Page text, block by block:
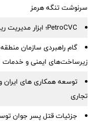
سرنوشت تنگه هرمز
PetroCVC؛ ابزار مدیریت ریسک فناوری برای هلدینگ
گام راهبردی سازمان
زیرساخت‌های ایمنی و خدمات
توسعه همکاری های ایران
تجاری
جزئیات قتل پسر جوان